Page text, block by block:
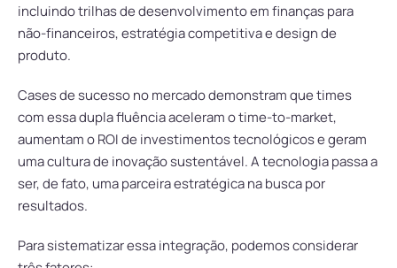
incluindo trilhas de desenvolvimento em finanças para
não-financeiros, estratégia competitiva e design de
produto.
Cases de sucesso no mercado demonstram que times
com essa dupla fluência aceleram o time-to-market,
aumentam o ROI de investimentos tecnológicos e geram
uma cultura de inovação sustentável. A tecnologia passa a
ser, de fato, uma parceira estratégica na busca por
resultados.
Para sistematizar essa integração, podemos considerar